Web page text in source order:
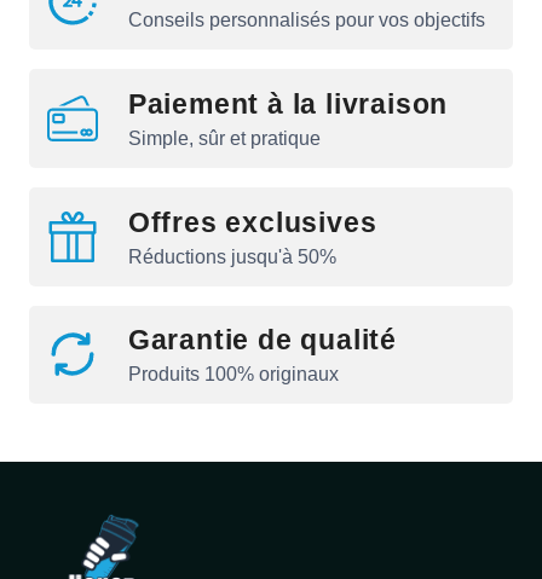
Conseils personnalisés pour vos objectifs
Paiement à la livraison
Simple, sûr et pratique
Offres exclusives
Réductions jusqu'à 50%
Garantie de qualité
Produits 100% originaux